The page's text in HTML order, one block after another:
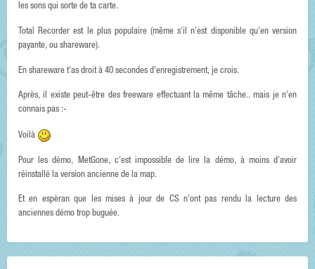
les sons qui sorte de ta carte.
Total Recorder est le plus populaire (même s'il n'est disponible qu'en version
payante, ou shareware).
En shareware t'as droit à 40 secondes d'enregistrement, je crois.
Après, il existe peut-être des freeware effectuant la même tâche.. mais je n'en
connais pas :-
Voilà
Pour les démo, MetGone, c'est impossible de lire la démo, à moins d'avoir
réinstallé la version ancienne de la map.
Et en espèran que les mises à jour de CS n'ont pas rendu la lecture des
anciennes démo trop buguée.